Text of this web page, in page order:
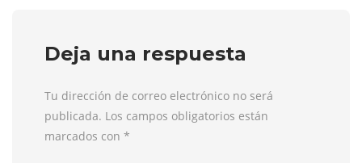
Deja una respuesta
Tu dirección de correo electrónico no será
publicada. Los campos obligatorios están
marcados con *